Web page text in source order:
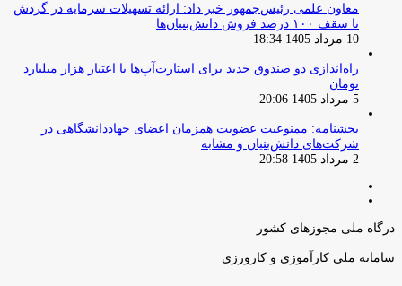
معاون علمی رئیس‌جمهور خبر داد: ارائه تسهیلات سرمایه در گردش
تا سقف ۱۰۰ درصد فروش دانش‌بنیان‌ها
10 مرداد 1405 18:34
راه‌اندازی دو صندوق جدید برای استارت‌آپ‌ها با اعتبار هزار میلیارد
تومان
5 مرداد 1405 20:06
بخشنامه: ممنوعیت عضویت همزمان اعضای جهاددانشگاهی در
شرکت‌های دانش‌بنیان و مشابه
2 مرداد 1405 20:58
درگاه ملی مجوزهای کشور
سامانه ملی کارآموزی و کارورزی